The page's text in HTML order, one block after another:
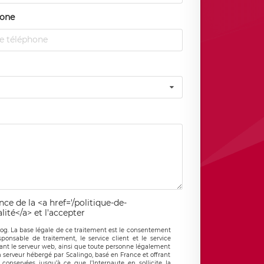
de la <a href='/politique-de-
a> et l'accepter
La base légale de ce traitement est le consentement
de traitement, le service client et le service
le serveur web, ainsi que toute personne légalement
hébergé par Scalingo, basé en France et offrant